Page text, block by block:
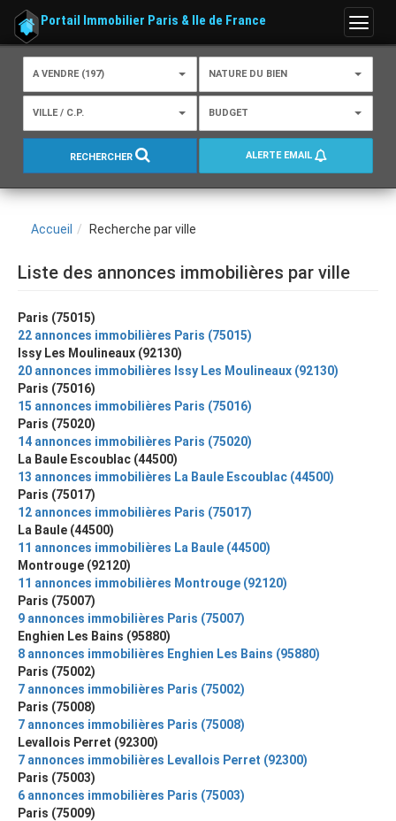
Menu
Portail Immobilier Paris & Ile de France
A VENDRE (197) NATURE DU BIEN
VILLE / C.P. BUDGET
RECHERCHER ALERTE EMAIL
Accueil Recherche par ville
Liste des annonces immobilières par ville
Paris (75015)
22 annonces immobilières Paris (75015)
Issy Les Moulineaux (92130)
20 annonces immobilières Issy Les Moulineaux (92130)
Paris (75016)
15 annonces immobilières Paris (75016)
Paris (75020)
14 annonces immobilières Paris (75020)
La Baule Escoublac (44500)
13 annonces immobilières La Baule Escoublac (44500)
Paris (75017)
12 annonces immobilières Paris (75017)
La Baule (44500)
11 annonces immobilières La Baule (44500)
Montrouge (92120)
11 annonces immobilières Montrouge (92120)
Paris (75007)
9 annonces immobilières Paris (75007)
Enghien Les Bains (95880)
8 annonces immobilières Enghien Les Bains (95880)
Paris (75002)
7 annonces immobilières Paris (75002)
Paris (75008)
7 annonces immobilières Paris (75008)
Levallois Perret (92300)
7 annonces immobilières Levallois Perret (92300)
Paris (75003)
6 annonces immobilières Paris (75003)
Paris (75009)